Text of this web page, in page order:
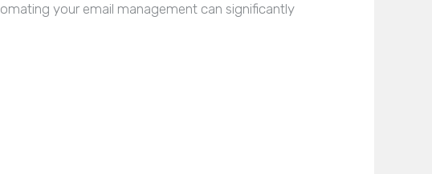
your email management can significantly